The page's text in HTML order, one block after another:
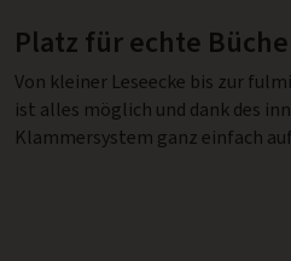
Platz für echte
Von kleiner Leseecke bis zur
ist alles möglich und dank des
Klammersystem ganz einfach